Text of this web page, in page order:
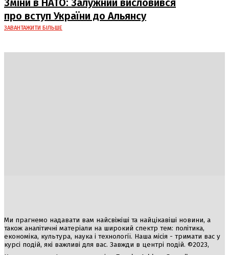
Зміни в НАТО: Залужний висловився
про вступ України до Альянсу
ЗАВАНТАЖИТИ БІЛЬШЕ
Ми прагнемо надавати вам найсвіжіші та найцікавіші новини, а
також аналітичні матеріали на широкий спектр тем: політика,
економіка, культура, наука і технології. Наша місія - тримати вас у
курсі подій, які важливі для вас. Завжди в центрі подій. ©2023,